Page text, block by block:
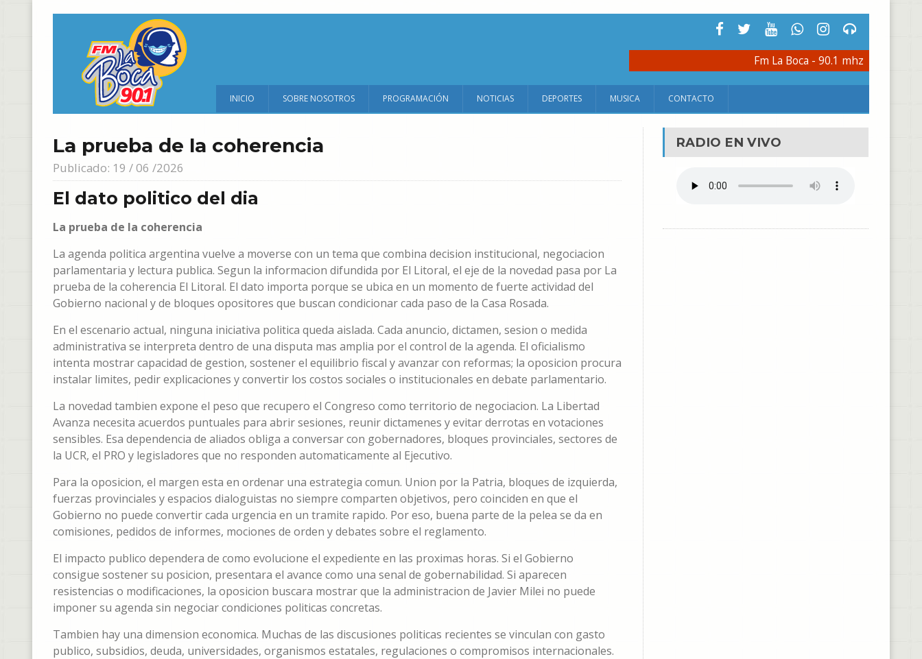
Fm La Boca - 90.1 mhz
INICIO SOBRE NOSOTROS PROGRAMACIÓN NOTICIAS DEPORTES MUSICA CONTACTO
La prueba de la coherencia
Publicado: 19 / 06 /2026
El dato politico del dia
La prueba de la coherencia
La agenda politica argentina vuelve a moverse con un tema que combina decision institucional, negociacion
parlamentaria y lectura publica. Segun la informacion difundida por El Litoral, el eje de la novedad pasa por La
prueba de la coherencia El Litoral. El dato importa porque se ubica en un momento de fuerte actividad del
Gobierno nacional y de bloques opositores que buscan condicionar cada paso de la Casa Rosada.
En el escenario actual, ninguna iniciativa politica queda aislada. Cada anuncio, dictamen, sesion o medida
administrativa se interpreta dentro de una disputa mas amplia por el control de la agenda. El oficialismo
intenta mostrar capacidad de gestion, sostener el equilibrio fiscal y avanzar con reformas; la oposicion procura
instalar limites, pedir explicaciones y convertir los costos sociales o institucionales en debate parlamentario.
La novedad tambien expone el peso que recupero el Congreso como territorio de negociacion. La Libertad
Avanza necesita acuerdos puntuales para abrir sesiones, reunir dictamenes y evitar derrotas en votaciones
sensibles. Esa dependencia de aliados obliga a conversar con gobernadores, bloques provinciales, sectores de
la UCR, el PRO y legisladores que no responden automaticamente al Ejecutivo.
Para la oposicion, el margen esta en ordenar una estrategia comun. Union por la Patria, bloques de izquierda,
fuerzas provinciales y espacios dialoguistas no siempre comparten objetivos, pero coinciden en que el
Gobierno no puede convertir cada urgencia en un tramite rapido. Por eso, buena parte de la pelea se da en
comisiones, pedidos de informes, mociones de orden y debates sobre el reglamento.
El impacto publico dependera de como evolucione el expediente en las proximas horas. Si el Gobierno
consigue sostener su posicion, presentara el avance como una senal de gobernabilidad. Si aparecen
resistencias o modificaciones, la oposicion buscara mostrar que la administracion de Javier Milei no puede
imponer su agenda sin negociar condiciones politicas concretas.
Tambien hay una dimension economica. Muchas de las discusiones politicas recientes se vinculan con gasto
publico, subsidios, deuda, universidades, organismos estatales, regulaciones o compromisos internacionales.
RADIO EN VIVO